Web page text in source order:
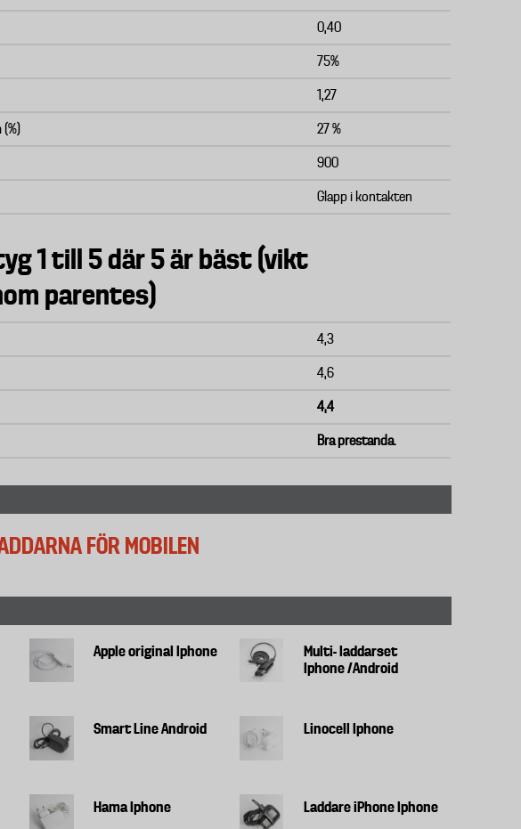
0,40
75%
1,27
27 %
900
Glapp i kontakten
1 till 5 där 5 är bäst (vikt
parentes)
4,3
4,6
4,4
Bra prestanda.
FÖR MOBILEN
Apple original Iphone
Multi- laddarset
Iphone /Android
Smart Line Android Linocell Iphone
Hama Iphone Laddare iPhone Iphone